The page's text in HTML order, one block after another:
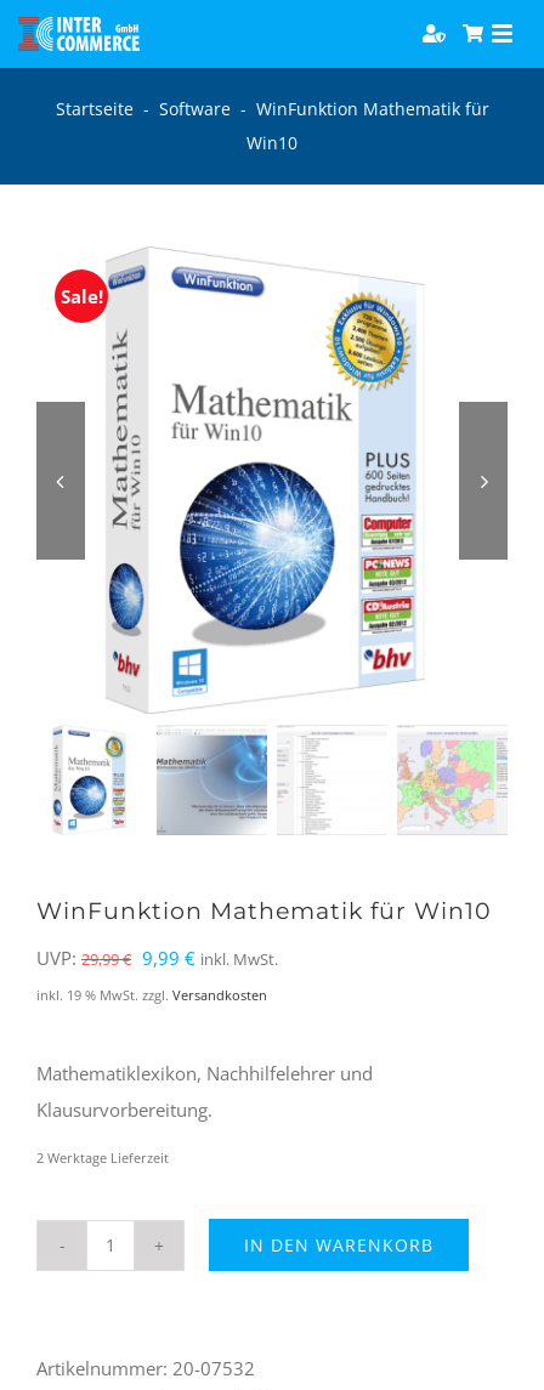
Zum
Inhalt
Software
Games
Hörbücher
Startseite- Software- WinFunktion Mathematik für
Win10
Sale!
WinFunktion Mathematik für Win10
UVP: 29,99€ Ursprünglicher
Preis
29,99 €
9,99 €Aktueller
Preis
9,99 €.
inkl. MwSt.
inkl. 19 % MwSt. zzgl. Versandkosten
Mathematiklexikon, Nachhilfelehrer und
Klausurvorbereitung.
2 Werktage Lieferzeit
Win10
IN DEN WARENKORB
Artikelnummer: 20-07532